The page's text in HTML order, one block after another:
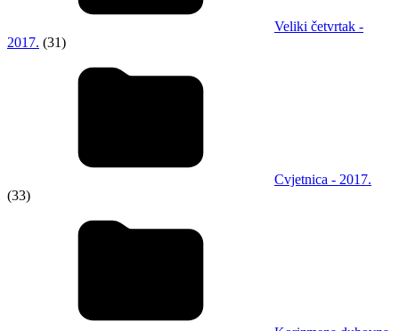
Veliki četvrtak -
2017. (31)
Cvjetnica - 2017.
(33)